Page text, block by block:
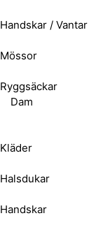
Handskar / Vantar
Mössor
Ryggsäckar
Dam
Kläder
Halsdukar
Handskar